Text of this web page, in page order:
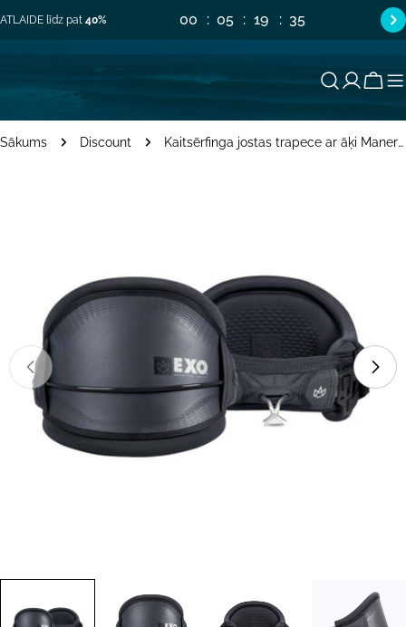
ATLAIDE līdz pat 40% 00 05 19 35
Sākums Discount Kaitsērfinga jostas trapece ar āķi Manera Exo 2.0 – Grafīta
mediju 0 modālajā logā